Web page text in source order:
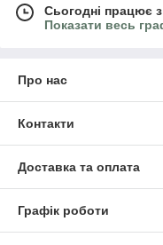
Сьогодні працює
Показати весь
Про нас
Контакти
Доставка та оплата
Графік роботи